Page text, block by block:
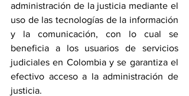
administración de la justicia mediante el
uso de las tecnologías de la información
y la comunicación, con lo cual se
beneficia a los usuarios de servicios
judiciales en Colombia y se garantiza el
efectivo acceso a la administración de
justicia.